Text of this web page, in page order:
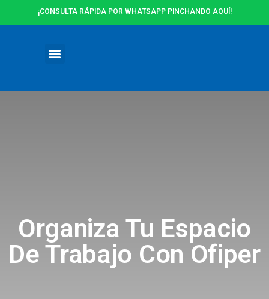
¡CONSULTA RÁPIDA POR WHATSAPP PINCHANDO AQUÍ!
Organiza Tu Espacio
De Trabajo Con Ofiper